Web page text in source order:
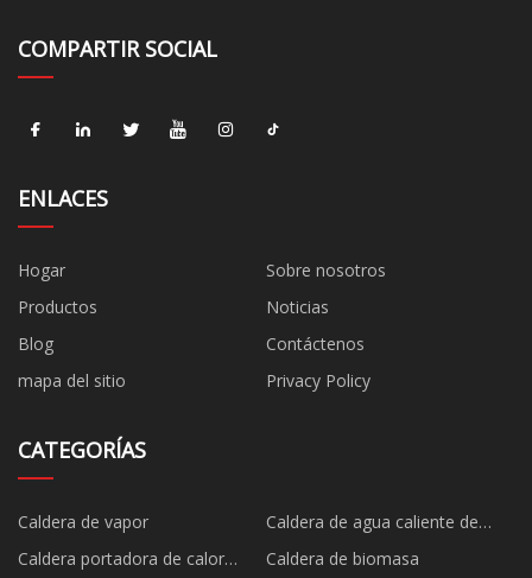
COMPARTIR SOCIAL
ENLACES
Hogar
Sobre nosotros
Productos
Noticias
Blog
Contáctenos
mapa del sitio
Privacy Policy
CATEGORÍAS
Caldera de vapor
Caldera de agua caliente de
vapor de combustible
Caldera portadora de calor
Caldera de biomasa